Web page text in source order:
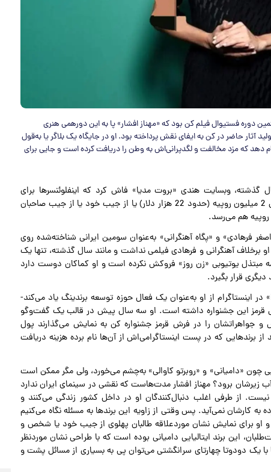
فستیوال فیلم کن بود که «مهناز افشار» پا به این دورهمی هنری
آثار حاضر در کن به ایفای نقش پرداخته بود. او در جایگاه یک بلاگر یا به‌قول
دهد که مزد مخالفت و لگدپرانی‌اش به وطن را دریافت کرده است و جایی برای
گذشته، وبسایت هندی «بروت مدیا» فاش کرد که اینفلوئنسرها برای
دریافت مجوز قدم زدن بر فرش قرمز کن، باید حداقل 2 میلیون روپیه (حدود 22 هزار دلار) یا از جیب خود یا از جیب صاحبان
فرهادی» و «پگاه آهنگرانی» به‌عنوان سومین ایرانی شناخته‌شده روی
برخلاف آهنگرانی و فرهادی فیلمی نداشت و مانند سال گذشته، تنها یک
مبتذل یوتیوبی «زن روز» فروکش نکرده است و او کماکان دوست دارد
قرار بگیرد.
«حورا سیه‌نانژاد» -که صفحه «iran modeling mag» در اینستاگرام از او به‌عنوان یک فعال حوزه توسعه برندینگ یاد می‌کند-
این جشنواره داشته است. او سه سال پیش در قالب یک گفت‌وگو
جواهراتشان را در فرش قرمز جشنواره کن به نمایش می‌گذارند پول
برندهایی که در پست اینستاگرامی‌اش از آن‌ها نام برده هزینه دریافت
چون «دامیانی» و «روبرتو کاوالی» به‌چشم می‌خورد، ولی مگر ممکن است
برود؟ مهناز افشار مدت‌هاست که نقشی در سینمای ایران ندارد
از طرفی اغلب دنبال‌کنندگان او در داخل کشور زندگی می‌کنند و
به کارشان نمی‌آید. پس وقتی از زاویه این برندها به مسئله نگاه می‌کنیم
او برای نمایش نشان موردعلاقه طالبان پهلوی از جیب خود یا شخص و
این برند ایتالیایی دامیانی بوده است که با طراحی نشان موردنظر
با یک دودوتا چهارتای سرانگشتی می‌توان پی به بسیاری از مسائل پشت و